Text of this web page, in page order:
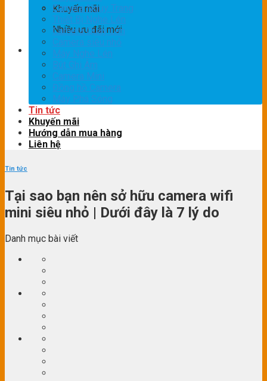
Khuyến mãi
Nhiều ưu đãi mới
Camera Ngụy Trang
Thiết Bị Nghe Lén
Camera Quay Lén
Camera siêu nhỏ
Máy Nghe Lén
Bút Ghi Âm
Camera Mini
Đồng hồ Camera
Máy Phá Sóng
Tin tức
Khuyến mãi
Hướng dẫn mua hàng
Liên hệ
Tin tức
Tại sao bạn nên sở hữu camera wifi
mini siêu nhỏ | Dưới đây là 7 lý do
Danh mục bài viết